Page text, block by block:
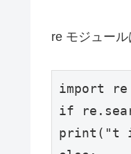
re モジュー
import
if
print ( "t